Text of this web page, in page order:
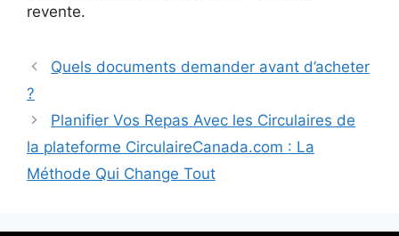
revente.
Quels documents demander avant d’acheter
?
Planifier Vos Repas Avec les Circulaires de
la plateforme CirculaireCanada.com : La
Méthode Qui Change Tout